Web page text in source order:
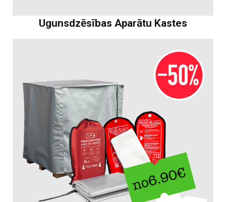
Ugunsdzēsības Aparātu Kastes